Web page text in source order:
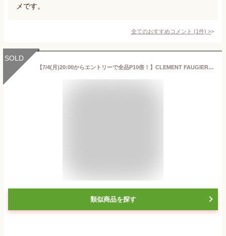
メです。
全てのおすすめコメント (1件) >
SOLD
【7/4(月)20:00からエントリーで全品P10倍！】CLEMENT FAUGIER[クレマン・フォジエ]マロンクリーム250g[栗ジャム 瓶 ベストセラー 無添加 オーガニック 250g フランス産]☆
類似商品を探す